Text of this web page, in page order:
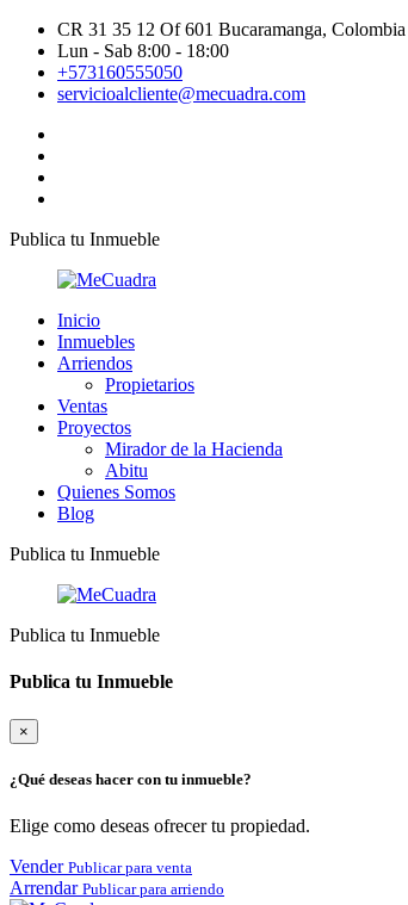
CR 31 35 12 Of 601 Bucaramanga, Colombia
Lun - Sab 8:00 - 18:00
+573160555050
servicioalcliente@mecuadra.com
Publica tu Inmueble
Inicio
Inmuebles
Arriendos
Propietarios
Ventas
Proyectos
Mirador de la Hacienda
Abitu
Quienes Somos
Blog
Publica tu Inmueble
Publica tu Inmueble
Publica tu Inmueble
×
¿Qué deseas hacer con tu inmueble?
Elige como deseas ofrecer tu propiedad.
Vender Publicar para venta
Arrendar Publicar para arriendo